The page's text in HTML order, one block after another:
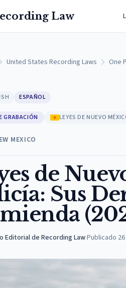
Law
United States Recording Laws One
ESPAÑOL
GRABACIÓN LEYES DE NUEVO
MEXICO
de
Sus
Editorial de Recording Law·Publicado